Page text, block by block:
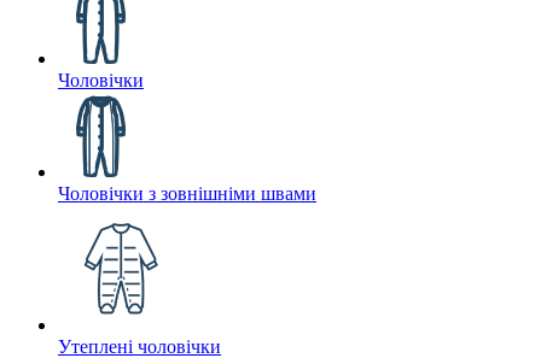
Чоловічки
Чоловічки з зовнішніми швами
Утеплені чоловічки